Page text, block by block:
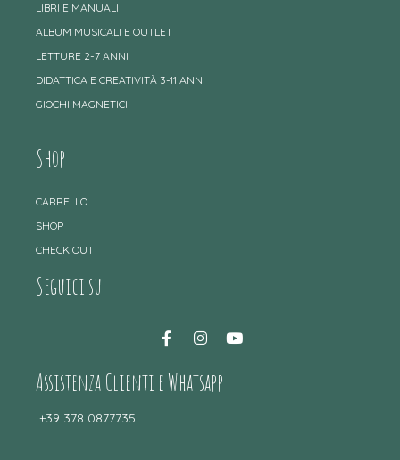
LIBRI E MANUALI
ALBUM MUSICALI E OUTLET
LETTURE 2-7 ANNI
DIDATTICA E CREATIVITÀ 3-11 ANNI
GIOCHI MAGNETICI
Shop
CARRELLO
SHOP
CHECK OUT
Seguici su
Assistenza Clienti e Whatsapp
+39 378 0877735